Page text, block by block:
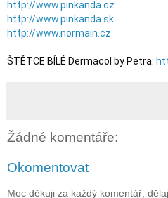
http://www.pinkanda.cz
http://www.pinkanda.sk
http://www.normain.cz
ŠTĚTCE BÍLÉ Dermacol by Petra:
Žádné komentáře:
Okomentovat
Moc děkuji za každý komentář,